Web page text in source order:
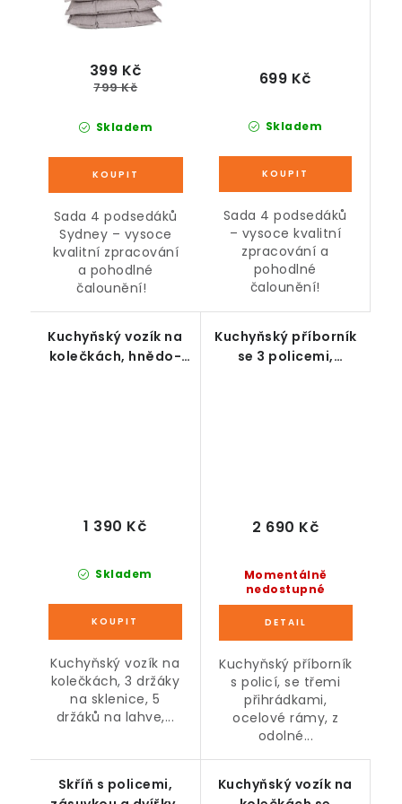
Skladem
399 Kč
799 Kč
Sada 4 podsedáků
Sydney – vysoce
kvalitní zpracování
a pohodlné
čalounění!
Skladem
699 Kč
Sada 4 podsedáků
– vysoce kvalitní
zpracování a
pohodlné
čalounění!
Kuchyňský vozík na
kolečkách, hnědo-
Skladem
1 390 Kč
Kuchyňský vozík na
kolečkách, 3 držáky
na sklenice, 5
držáků na lahve,...
Kuchyňský příborník
se 3 policemi,
Momentálně
nedostupné
2 690 Kč
Kuchyňský příborník
s policí, se třemi
přihrádkami,
ocelové rámy, z
odolné...
Skříň s policemi,
Kuchyňský vozík na